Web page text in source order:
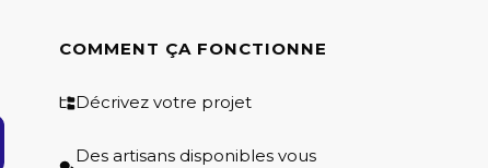
COMMENT ÇA FONCTIONNE
Décrivez votre projet
Des artisans disponibles vous